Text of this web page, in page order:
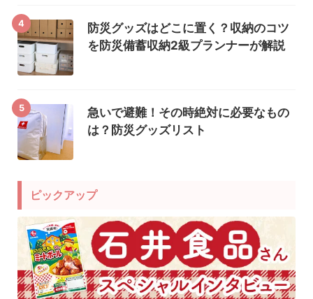
4
防災グッズはどこに置く？収納のコツ
を防災備蓄収納2級プランナーが解説
5
急いで避難！その時絶対に必要なもの
は？防災グッズリスト
ピックアップ